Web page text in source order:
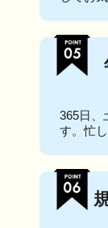
365日、
す。忙